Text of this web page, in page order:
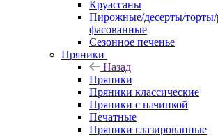
Круассаны
Пирожные/десерты/торты/
фасованные
Сезонное печенье
Пряники
Назад
Пряники
Пряники классические
Пряники с начинкой
Печатные
Пряники глазированные